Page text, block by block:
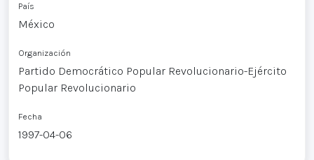
País
México
Organización
Partido Democrático Popular Revolucionario-Ejército
Popular Revolucionario
Fecha
1997-04-06